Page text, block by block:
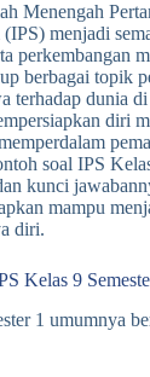
Menengah
menjadi
perkembangan
berbagai topik
terhadap dunia
diri
soal IPS
kunci
mampu
diri.
Kelas 9
1 umumnya